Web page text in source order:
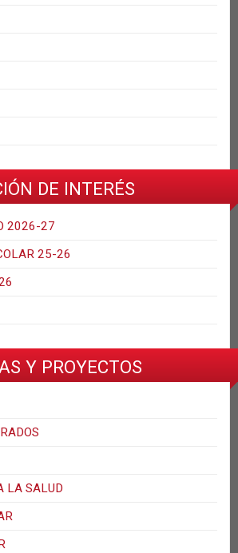
DE INTERÉS
2026-27
25-26
Y PROYECTOS
LA SALUD